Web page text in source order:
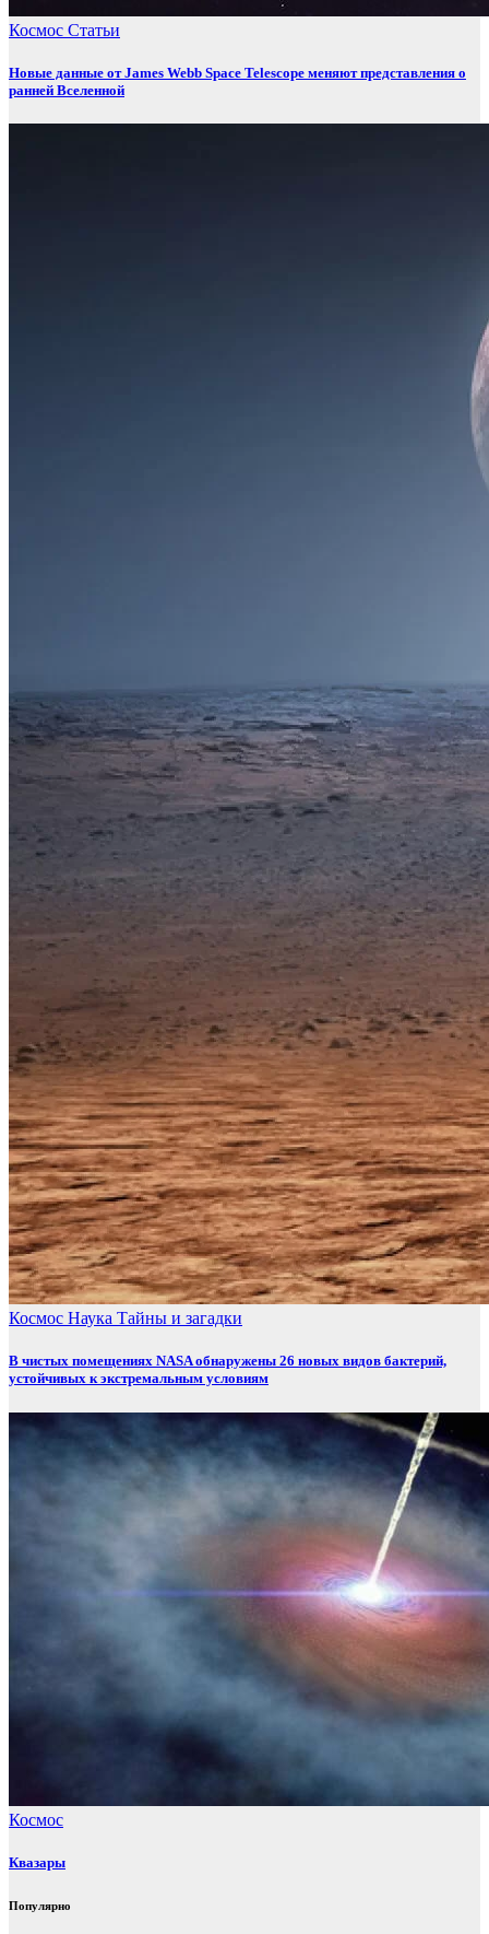
Космос Статьи
Новые данные от James Webb Space Telescope меняют представления о
ранней Вселенной
Космос Наука Тайны и загадки
В чистых помещениях NASA обнаружены 26 новых видов бактерий,
устойчивых к экстремальным условиям
Космос
Квазары
Популярно